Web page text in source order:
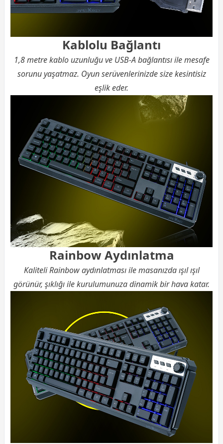
Kablolu Bağlantı
1,8 metre kablo uzunluğu ve USB-A bağlantısı ile mesafe
sorunu yaşatmaz. Oyun serüvenlerinizde size kesintisiz
eşlik eder.
Rainbow Aydınlatma
Kaliteli Rainbow aydınlatması ile masanızda ışıl ışıl
görünür, şıklığı ile kurulumunuza dinamik bir hava katar.